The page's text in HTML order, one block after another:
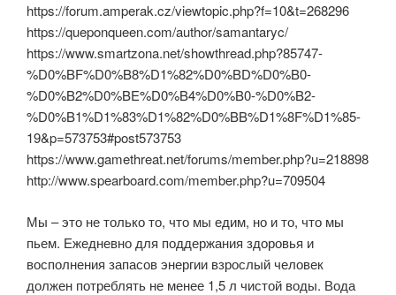
https://forum.amperak.cz/viewtopic.php?f=10&t=268296
https://queponqueen.com/author/samantaryc/
https://www.smartzona.net/showthread.php?85747-
%D0%BF%D0%B8%D1%82%D0%BD%D0%B0-
%D0%B2%D0%BE%D0%B4%D0%B0-%D0%B2-
%D0%B1%D1%83%D1%82%D0%BB%D1%8F%D1%85-
19&p=573753#post573753
https://www.gamethreat.net/forums/member.php?u=218898
http://www.spearboard.com/member.php?u=709504
Мы – это не только то, что мы едим, но и то, что мы
пьем. Ежедневно для поддержания здоровья и
восполнения запасов энергии взрослый человек
должен потреблять не менее 1,5 л чистой воды. Вода